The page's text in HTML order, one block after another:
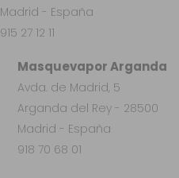
Masquevapor Arganda
Avda. de Madrid, 5
Arganda del Rey - 28500
Madrid - España
918 70 68 01
Madrid - España
915 27 12 11